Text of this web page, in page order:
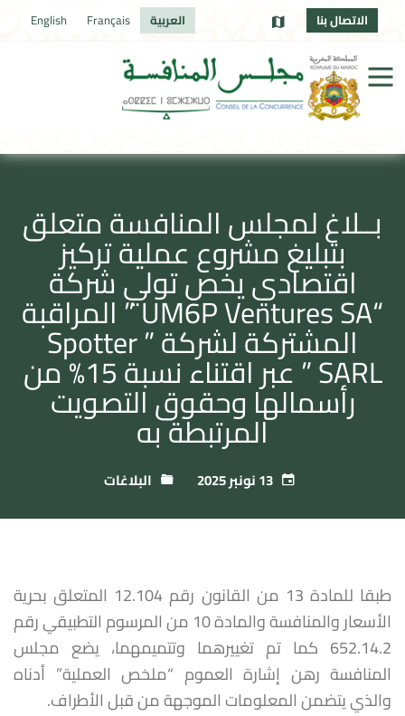
الاتصال بنا العربية Français
English
بــلاغ لمجلس المنافسة متعلق
بتبليغ مشروع عملية تركيز
اقتصادي يخص تولي شركة
“UM6P Ventures SA ” المراقبة
المشتركة لشركة ” Spotter
SARL ” عبر اقتناء نسبة 15% من
رأسمالها وحقوق التصويت
المرتبطة به
البلاغات
طبقا للمادة 13 من القانون رقم 12.104 المتعلق بحرية
الأسعار والمنافسة والمادة 10 من المرسوم التطبيقي رقم
652.14.2 كما تم تغييرهما وتتميمهما، يضع مجلس
المنافسة رهن إشارة العموم “ملخص العملية” أدناه
والذي يتضمن المعلومات الموجهة من قبل الأطراف.